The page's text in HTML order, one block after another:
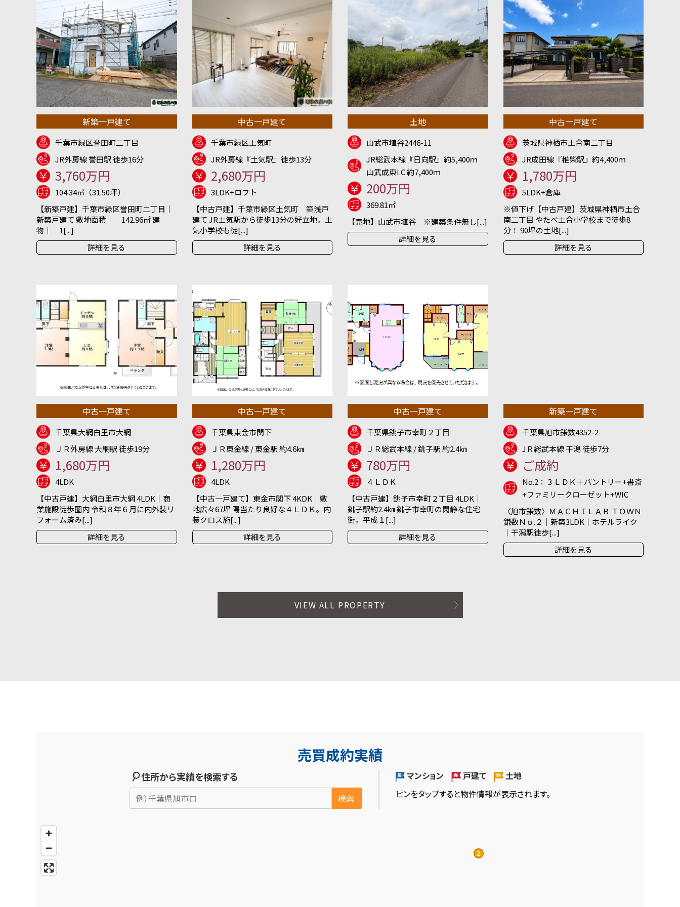
新築一戸建て
千葉市緑区誉田町二丁目
JR外房線 誉田駅 徒歩16分
3,760万円
104.34㎡（31.50坪）
【新築戸建】千葉市緑区誉田町二丁目｜
新築戸建て 敷地面積｜ 142.96㎡ 建
物｜ 1[...]
詳細を見る
中古一戸建て
千葉市緑区土気町
JR外房線『土気駅』徒歩13分
2,680万円
3LDK+ロフト
【中古戸建】千葉市緑区土気町 築浅戸
建て JR土気駅から徒歩13分の好立地。土
気小学校も徒[...]
詳細を見る
土地
山武市埴谷2446-11
JR総武本線『日向駅』約5,400ｍ
山武成東I.C 約7,400ｍ
200万円
369.81㎡
【売地】山武市埴谷 ※建築条件無し[...]
詳細を見る
中古一戸建て
茨城県神栖市土合南二丁目
JR成田線『椎柴駅』約4,400ｍ
1,780万円
5LDK+倉庫
※値下げ【中古戸建】茨城県神栖市土合
南二丁目 やたべ土合小学校まで徒歩8
分！ 90坪の土地[...]
詳細を見る
中古一戸建て
千葉県大網白里市大網
ＪＲ外房線 大網駅 徒歩19分
1,680万円
4LDK
【中古戸建】大網白里市大網 4LDK｜商
業施設徒歩圏内 令和８年６月に内外装リ
フォーム済み[...]
詳細を見る
中古一戸建て
千葉県東金市関下
ＪＲ東金線 / 東金駅 約4.6㎞
1,280万円
4LDK
【中古一戸建て】東金市関下 4KDK｜敷
地広々67坪 陽当たり良好な４ＬＤＫ。内
装クロス施[...]
詳細を見る
中古一戸建て
千葉県銚子市幸町２丁目
ＪＲ総武本線 / 銚子駅 約2.4㎞
780万円
４ＬＤＫ
【中古戸建】銚子市幸町２丁目 4LDK｜
銚子駅約2.4㎞ 銚子市幸町の閑静な住宅
街。平成１[...]
詳細を見る
新築一戸建て
千葉県旭市鎌数4352-2
JＲ総武本線 干潟 徒歩7分
ご成約
No.2：３ＬＤＫ＋パントリー+書斎
+ファミリークローゼット+WIC
〈旭市鎌数〉ＭＡＣＨＩＬＡＢ ＴＯＷＮ
鎌数Ｎｏ.２｜新築3LDK｜ホテルライク
｜干潟駅徒歩[...]
詳細を見る
VIEW ALL PROPERTY